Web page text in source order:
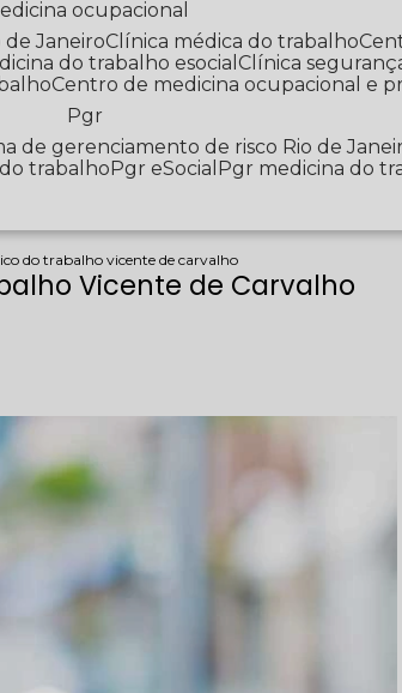
Medicina ocupacional
de Janeiro Clínica médica do trabalho
do trabalho esocial
Clínica
Centro de medicina ocupacional e
Pgr
de gerenciamento de risco Rio de
trabalho Pgr eSocial Pgr medicina do
do trabalho vicente de carvalho
Vicente de Carvalho